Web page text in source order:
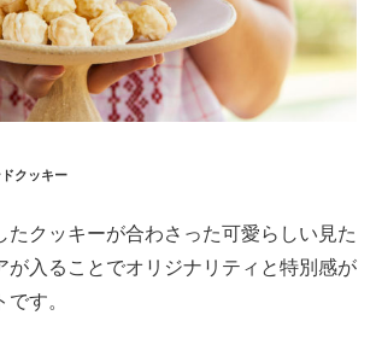
クッキー
たクッキーが合わさった可愛らしい見た
が入ることでオリジナリティと特別感が
す。